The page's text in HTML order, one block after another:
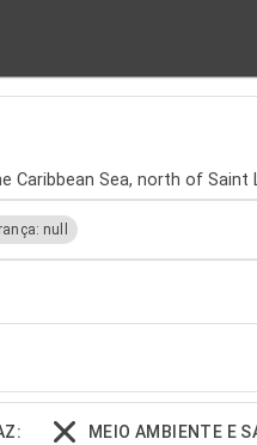
Sea, north of Saint
null
MEIO AMBIENTE E